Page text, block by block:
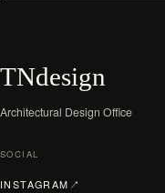
TNdesign
Architectural Design Office
SOCIAL
INSTAGRAM ↗
（新しいタブで開く）